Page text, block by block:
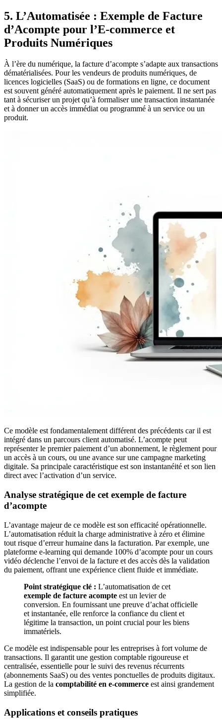
5. L’Automatisée : Exemple de Facture
d’Acompte pour l’E-commerce et
Produits Numériques
À l’ère du numérique, la facture d’acompte s’adapte aux transactions
dématérialisées. Pour les vendeurs de produits numériques, de
licences logicielles (SaaS) ou de formations en ligne, ce document
est souvent généré automatiquement après le paiement. Il ne sert pas
tant à sécuriser un projet qu’à formaliser une transaction instantanée
et à donner un accès immédiat ou programmé à un service ou un
produit.
Ce modèle est fondamentalement différent des précédents car il est
intégré dans un parcours client automatisé. L’acompte peut
représenter le premier paiement d’un abonnement, le règlement pour
un accès à un cours, ou une avance sur une campagne marketing
digitale. Sa principale caractéristique est son instantanéité et son lien
direct avec l’activation d’un service.
Analyse stratégique de cet exemple de facture
d’acompte
L’avantage majeur de ce modèle est son efficacité opérationnelle.
L’automatisation réduit la charge administrative à zéro et élimine
tout risque d’erreur humaine dans la facturation. Par exemple, une
plateforme e-learning qui demande 100% d’acompte pour un cours
vidéo déclenche l’envoi de la facture et des accès dès la validation
du paiement, offrant une expérience client fluide et immédiate.
Point stratégique clé : L’automatisation de cet
exemple de facture acompte est un levier de
conversion. En fournissant une preuve d’achat officielle
et instantanée, elle renforce la confiance du client et
légitime la transaction, un point crucial pour les biens
immatériels.
Ce modèle est indispensable pour les entreprises à fort volume de
transactions. Il garantit une gestion comptable rigoureuse et
centralisée, essentielle pour le suivi des revenus récurrents
(abonnements SaaS) ou des ventes ponctuelles de produits digitaux.
La gestion de la comptabilité en e-commerce est ainsi grandement
simplifiée.
Applications et conseils pratiques